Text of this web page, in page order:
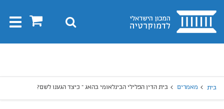
בית 0 חיפוש
בית מאמרים בית הדין הפלילי הבינלאומי בהאג – כיצד הגענו לשם?